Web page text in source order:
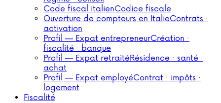
Code fiscal italienCodice fiscale
Ouverture de compteurs en ItalieContrats ·
activation
Profil — Expat entrepreneurCréation ·
fiscalité · banque
Profil — Expat retraitéRésidence · santé ·
achat
Profil — Expat employéContrat · impôts ·
logement
Fiscalité